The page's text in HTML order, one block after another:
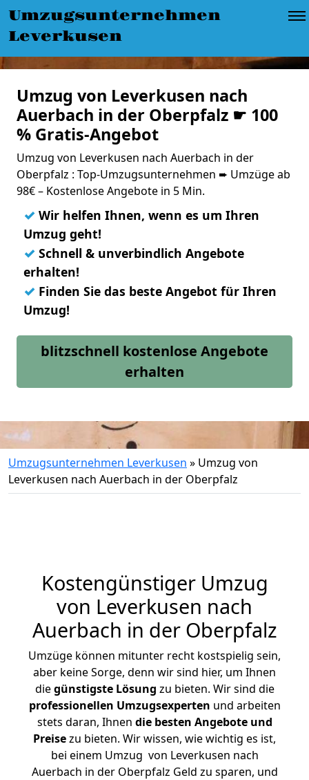
Umzugsunternehmen
Leverkusen
Umzug von Leverkusen nach
Auerbach in der Oberpfalz ☛ 100
% Gratis-Angebot
Umzug von Leverkusen nach Auerbach in der
Oberpfalz : Top-Umzugsunternehmen ➨ Umzüge ab
98€ – Kostenlose Angebote in 5 Min.
✓ Wir helfen Ihnen, wenn es um Ihren
Umzug geht!
✓ Schnell & unverbindlich Angebote
erhalten!
✓ Finden Sie das beste Angebot für Ihren
Umzug!
blitzschnell kostenlose Angebote
erhalten
Umzugsunternehmen Leverkusen » Umzug von
Leverkusen nach Auerbach in der Oberpfalz
Kostengünstiger Umzug
von Leverkusen nach
Auerbach in der Oberpfalz
Umzüge können mitunter recht kostspielig sein,
aber keine Sorge, denn wir sind hier, um Ihnen
diegünstigste Lösung zu bieten. Wir sind die
professionellen Umzugsexperten und arbeiten
stets daran, Ihnen die besten Angebote und
Preisezu bieten. Wir wissen, wie wichtig es ist,
bei einem Umzug von Leverkusen nach
Auerbach in der Oberpfalz Geld zu sparen, und